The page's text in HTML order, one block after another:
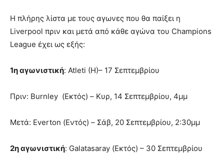
Η πλήρης λίστα με τους αγωνες που θα παίξει η
Liverpool πριν και μετά από κάθε αγώνα του Champions
League έχει ως εξής:
1η αγωνιστική: Atleti (H)– 17 Σεπτεμβρίου
Πριν: Burnley (Εκτός) – Κυρ, 14 Σεπτεμβρίου, 4μμ
Μετά: Everton (Εντός) – Σάβ, 20 Σεπτεμβρίου, 2:30μμ
2η αγωνιστική: Galatasaray (Εκτός) – 30 Σεπτεμβρίου